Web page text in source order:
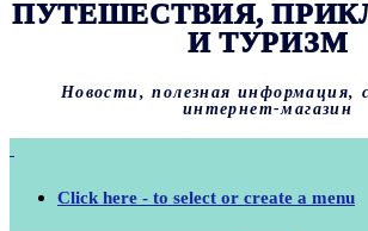
ПУТЕШЕСТВИЯ,
И ТУРИЗМ
Новости, полезная информация,
интернет-магазин
Click here - to select or create a menu